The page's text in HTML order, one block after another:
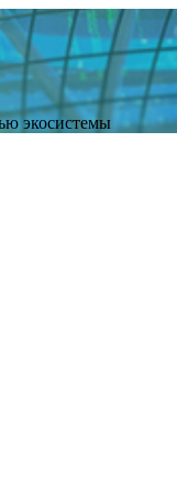
экосистемы